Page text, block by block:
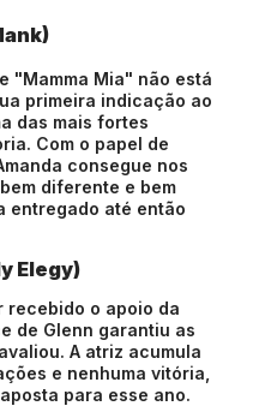
"Mamma Mia" não está
primeira indicação ao
das mais fortes
Com o papel de
consegue nos
diferente e bem
entregado até então
Elegy)
recebido o apoio da
de Glenn garantiu as
A atriz acumula
e nenhuma vitória,
para esse ano.